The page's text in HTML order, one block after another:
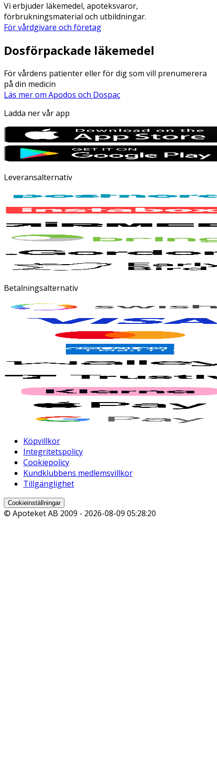
Vi erbjuder läkemedel, apoteksvaror,
förbrukningsmaterial och utbildningar.
För vårdgivare och företag
Dosförpackade läkemedel
För vårdens patienter eller för dig som vill prenumerera
på din medicin
Läs mer om Apodos och Dospac
Ladda ner vår app
Leveransalternativ
Betalningsalternativ
Köpvillkor
Integritetspolicy
Cookiepolicy
Kundklubbens medlemsvillkor
Tillgänglighet
Cookieinställningar
© Apoteket AB 2009 - 2026-08-09 05:28:20